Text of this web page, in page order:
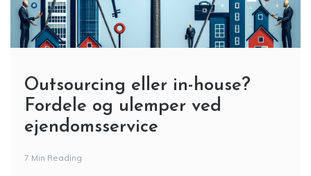
Outsourcing eller in-house?
Fordele og ulemper ved
ejendomsservice
7 Min Reading